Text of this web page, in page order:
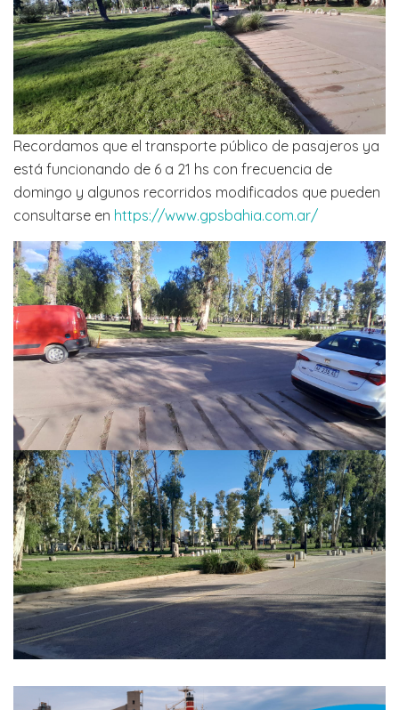
Recordamos que el transporte público de pasajeros ya
está funcionando de 6 a 21 hs con frecuencia de
domingo y algunos recorridos modificados que pueden
consultarse en https://www.gpsbahia.com.ar/